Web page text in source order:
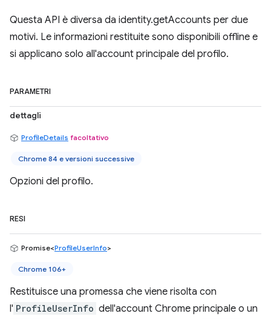
Questa API è diversa da identity.getAccounts per due
motivi. Le informazioni restituite sono disponibili offline e
si applicano solo all'account principale del profilo.
PARAMETRI
dettagli
ProfileDetails facoltativo
Chrome 84 e versioni successive
Opzioni del profilo.
RESI
Promise<ProfileUserInfo>
Chrome 106+
Restituisce una promessa che viene risolta con
l' ProfileUserInfo dell'account Chrome principale o un